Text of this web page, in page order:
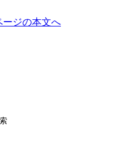
ージの本文へ